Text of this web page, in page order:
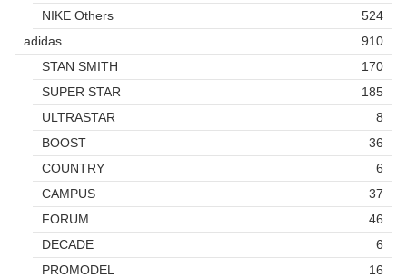
NIKE Others
524
adidas
910
STAN SMITH
170
SUPER STAR
185
ULTRASTAR
8
BOOST
36
COUNTRY
6
CAMPUS
37
FORUM
46
DECADE
6
PROMODEL
16